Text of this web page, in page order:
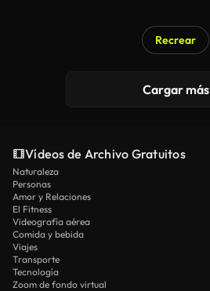
Recrear
Cargar más
Vídeos de Archivo Gratuitos
Naturaleza
Personas
Amor y Relaciones
El Fitness
Videografía aérea
Comida y bebida
Viajes
Transporte
Tecnología
Zoom de fondo virtual